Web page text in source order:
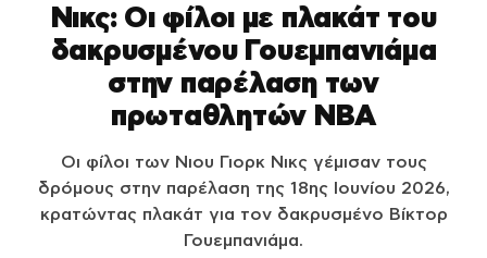
Νικς: Οι φίλοι με πλακάτ του
δακρυσμένου Γουεμπανιάμα
στην παρέλαση των
πρωταθλητών NBA
Οι φίλοι των Νιου Γιορκ Νικς γέμισαν τους
δρόμους στην παρέλαση της 18ης Ιουνίου 2026,
κρατώντας πλακάτ για τον δακρυσμένο Βίκτορ
Γουεμπανιάμα.